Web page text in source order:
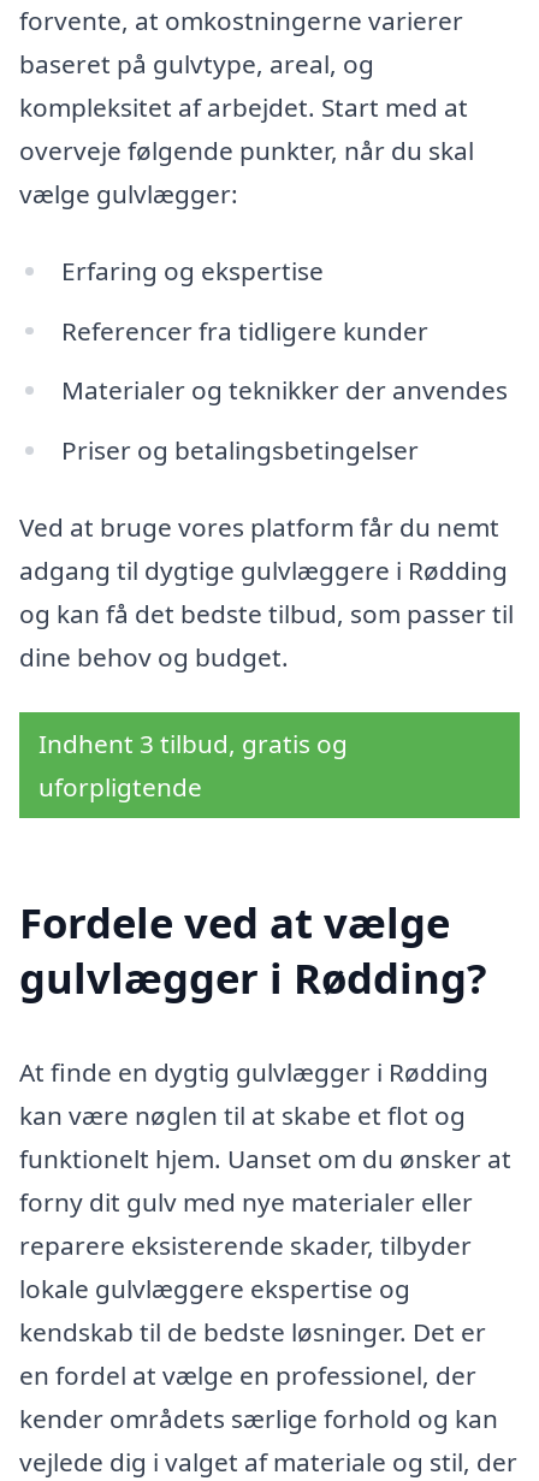
forvente, at omkostningerne varierer
baseret på gulvtype, areal, og
kompleksitet af arbejdet. Start med at
overveje følgende punkter, når du skal
vælge gulvlægger:
Erfaring og ekspertise
Referencer fra tidligere kunder
Materialer og teknikker der anvendes
Priser og betalingsbetingelser
Ved at bruge vores platform får du nemt
adgang til dygtige gulvlæggere i Rødding
og kan få det bedste tilbud, som passer til
dine behov og budget.
Indhent 3 tilbud, gratis og
uforpligtende
Fordele ved at vælge
gulvlægger i Rødding?
At finde en dygtig gulvlægger i Rødding
kan være nøglen til at skabe et flot og
funktionelt hjem. Uanset om du ønsker at
forny dit gulv med nye materialer eller
reparere eksisterende skader, tilbyder
lokale gulvlæggere ekspertise og
kendskab til de bedste løsninger. Det er
en fordel at vælge en professionel, der
kender områdets særlige forhold og kan
vejlede dig i valget af materiale og stil, der